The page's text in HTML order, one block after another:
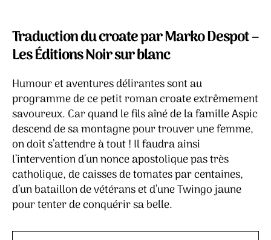
la
Ante
Tomić
Traduction du croate par Marko Despot –
Les Éditions Noir sur blanc
Humour et aventures délirantes sont au
programme de ce petit roman croate extrêmement
savoureux. Car quand le fils aîné de la famille Aspic
descend de sa montagne pour trouver une femme,
on doit s’attendre à tout ! Il faudra ainsi
l’intervention d’un nonce apostolique pas très
catholique, de caisses de tomates par centaines,
d’un bataillon de vétérans et d’une Twingo jaune
pour tenter de conquérir sa belle.